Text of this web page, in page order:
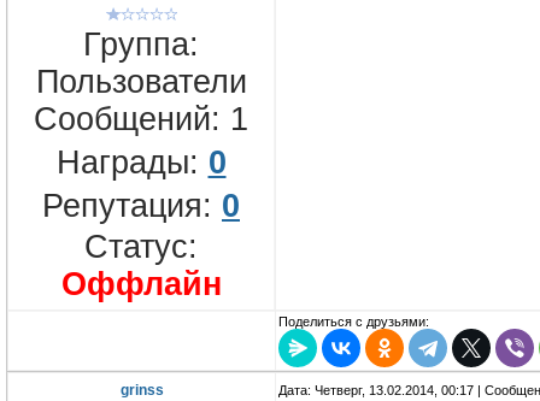
Группа:
Пользователи
Сообщений: 1
Награды: 0
Репутация: 0
Статус:
Оффлайн
Поделиться с друзьями:
grinss Дата: Четверг, 13.02.2014, 00:17 |